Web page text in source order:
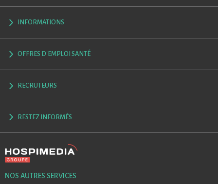
INFORMATIONS
OFFRES D'EMPLOI SANTÉ
RECRUTEURS
RESTEZ INFORMÉS
NOS AUTRES SERVICES